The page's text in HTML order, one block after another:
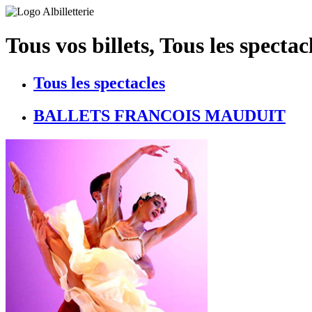
Tous vos billets, Tous les
Tous les spectacles
BALLETS FRANCOIS MAUDUIT